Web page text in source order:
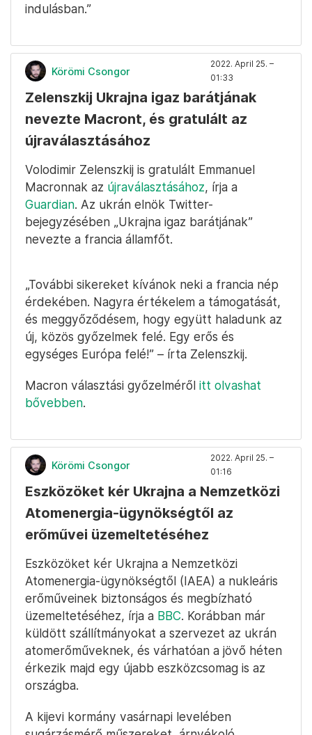
indulásban.”
Körömi Csongor
2022. April 25. –
01:33
Zelenszkij Ukrajna igaz barátjának
nevezte Macront, és gratulált az
újraválasztásához
Volodimir Zelenszkij is gratulált Emmanuel
Macronnak az újraválasztásához, írja a
Guardian. Az ukrán elnök Twitter-
bejegyzésében „Ukrajna igaz barátjának”
nevezte a francia államfőt.
„További sikereket kívánok neki a francia nép
érdekében. Nagyra értékelem a támogatását,
és meggyőződésem, hogy együtt haladunk az
új, közös győzelmek felé. Egy erős és
egységes Európa felé!” – írta Zelenszkij.
Macron választási győzelméről itt olvashat
bővebben.
Körömi Csongor
2022. April 25. –
01:16
Eszközöket kér Ukrajna a Nemzetközi
Atomenergia-ügynökségtől az
erőművei üzemeltetéséhez
Eszközöket kér Ukrajna a Nemzetközi
Atomenergia-ügynökségtől (IAEA) a nukleáris
erőműveinek biztonságos és megbízható
üzemeltetéséhez, írja a BBC. Korábban már
küldött szállítmányokat a szervezet az ukrán
atomerőműveknek, és várhatóan a jövő héten
érkezik majd egy újabb eszközcsomag is az
országba.
A kijevi kormány vasárnapi levelében